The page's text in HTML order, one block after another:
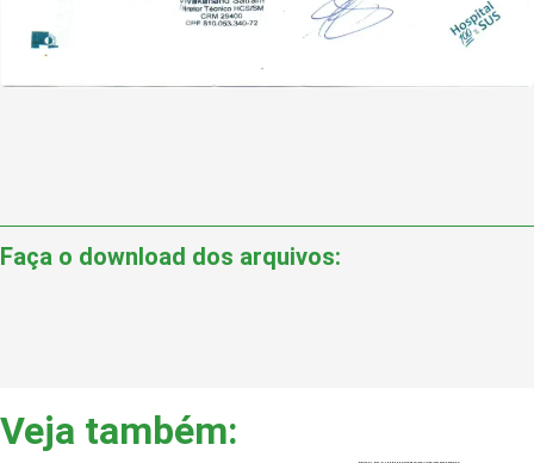
Faça o download dos arquivos:
Veja também: